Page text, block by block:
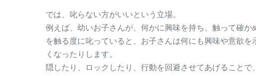
では、叱らない方がいいという立場。
例えば、幼いお子さんが、何かに興味を持ち、触って確
を触る度に叱っていると、お子さんは何にも興味や意欲
くなったりします。
隠したり、ロックしたり、行動を回避させてあげること